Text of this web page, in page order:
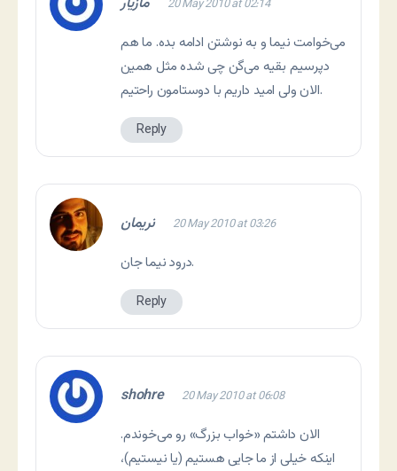
20 May 2010 at 02:14
می‌خوامت نیما و به نوشتن ادامه بده. ما هم
دپرسیم بقیه می‌گن چی شده مثل همین
الان ولی امید داریم با دوستامون راحتیم.
Reply
نریمان 20 May 2010 at 03:26
درود نیما جان.
Reply
shohre 20 May 2010 at 06:08
الان داشتم «خواب بزرگ» رو می‌خوندم.
اینکه خیلی از ما جایی هستیم (یا نیستیم)،